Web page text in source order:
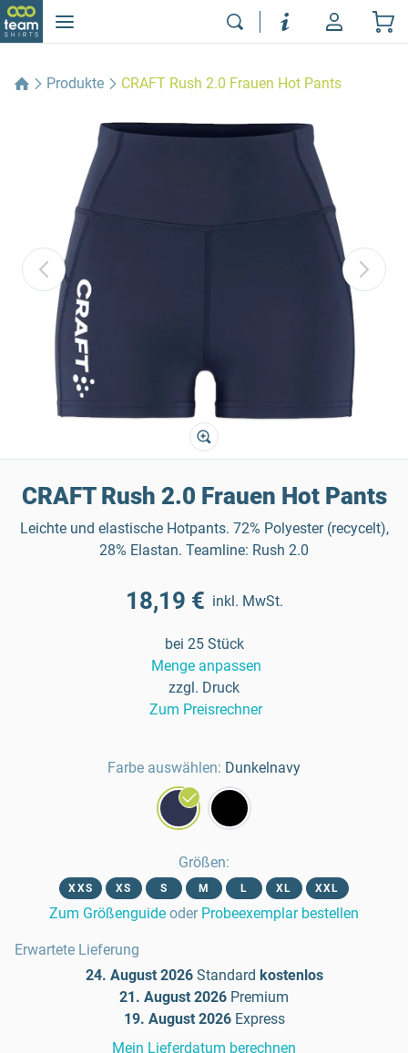
Produkte CRAFT Rush 2.0 Frauen Hot Pants
CRAFT Rush 2.0 Frauen Hot Pants
Leichte und elastische Hotpants. 72% Polyester (recycelt),
28% Elastan. Teamline: Rush 2.0
18,19 € inkl. MwSt.
bei 25 Stück
Menge anpassen
zzgl. Druck
Zum Preisrechner
Farbe auswählen: Dunkelnavy
Größen:
XXS XS S M L XL XXL
Zum Größenguide oder Probeexemplar bestellen
Erwartete Lieferung
24. August 2026 Standard kostenlos
21. August 2026 Premium
19. August 2026 Express
Mein Lieferdatum berechnen